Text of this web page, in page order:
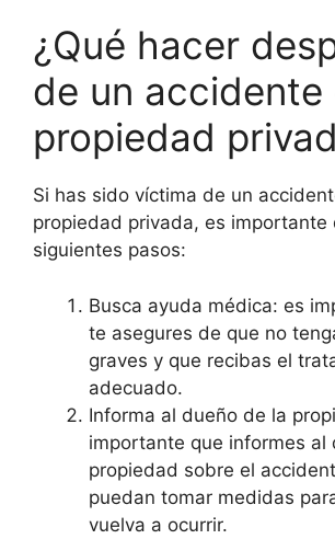
¿Qué hacer
de un accidente
propiedad
Si has sido víctima de un
propiedad privada, es importante
siguientes pasos:
Busca ayuda médica: es
te asegures de que no
graves y que recibas el
adecuado.
Informa al dueño de la
importante que informes al
propiedad sobre el
puedan tomar medidas
vuelva a ocurrir.